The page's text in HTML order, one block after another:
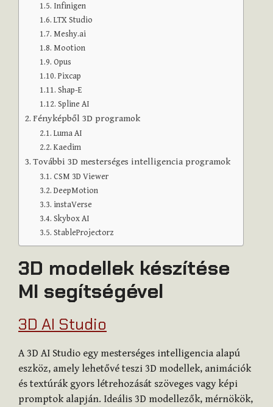
Infinigen
LTX Studio
Meshy.ai
Mootion
Opus
Pixcap
Shap-E
Spline AI
Fényképből 3D programok
Luma AI
Kaedim
További 3D mesterséges intelligencia programok
CSM 3D Viewer
DeepMotion
instaVerse
Skybox AI
StableProjectorz
3D modellek készítése
MI segítségével
3D AI Studio
A 3D AI Studio egy mesterséges intelligencia alapú
eszköz, amely lehetővé teszi 3D modellek, animációk
és textúrák gyors létrehozását szöveges vagy képi
promptok alapján. Ideális 3D modellezők, mérnökök,